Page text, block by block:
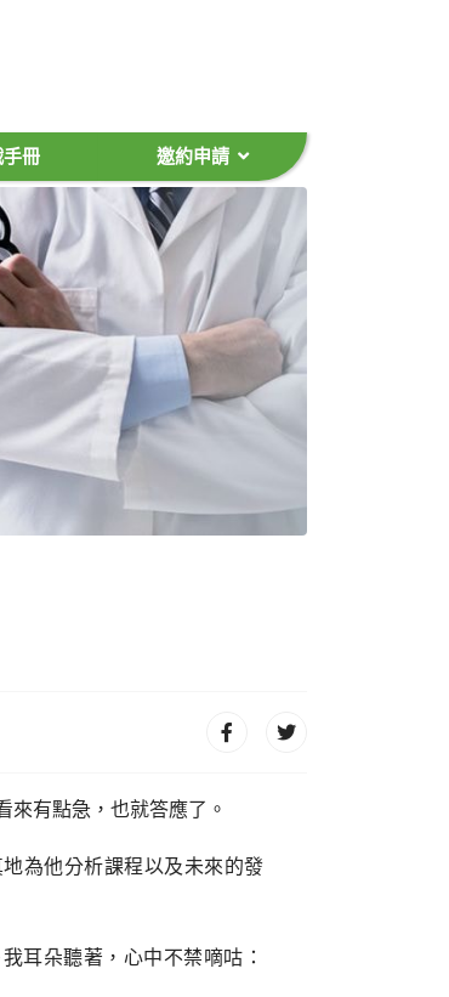
冊 邀約申請
來有點急，也就答應了。
為他分析課程以及未來的發
耳朵聽著，心中不禁嘀咕：